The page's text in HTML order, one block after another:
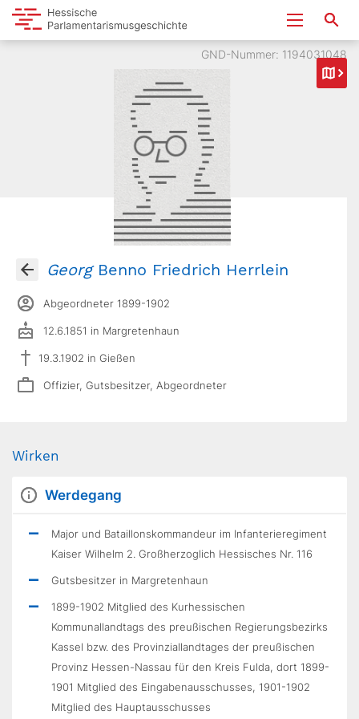
GND-Nummer: 1194031048
GeorgBenno Friedrich Herrlein
Abgeordneter 1899-1902
12.6.1851 in Margretenhaun
19.3.1902 in Gießen
Offizier, Gutsbesitzer, Abgeordneter
Wirken
Werdegang
Major und Bataillonskommandeur im Infanterieregiment
Kaiser Wilhelm 2. Großherzoglich Hessisches Nr. 116
Gutsbesitzer in Margretenhaun
1899-1902 Mitglied des Kurhessischen
Kommunallandtags des preußischen Regierungsbezirks
Kassel bzw. des Provinziallandtages der preußischen
Provinz Hessen-Nassau für den Kreis Fulda, dort 1899-
1901 Mitglied des Eingabenausschusses, 1901-1902
Mitglied des Hauptausschusses